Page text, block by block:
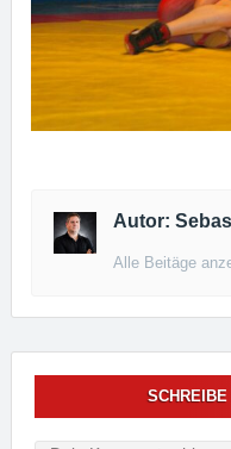
Autor:
Alle Beitäge